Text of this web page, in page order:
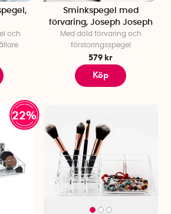
och
Sminkspegel med
förvaring, Joseph Joseph
Med dold förvaring och
förstoringsspegel
579 kr
Köp
22%